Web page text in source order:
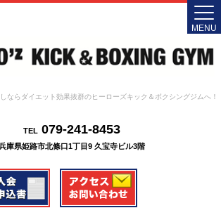
ならダイエット効果抜群のヒーローズキック＆ボクシングジムへ！
TEL079-241-8453
庫県姫路市北條口1丁目9 久宝寺ビル3階
MENU